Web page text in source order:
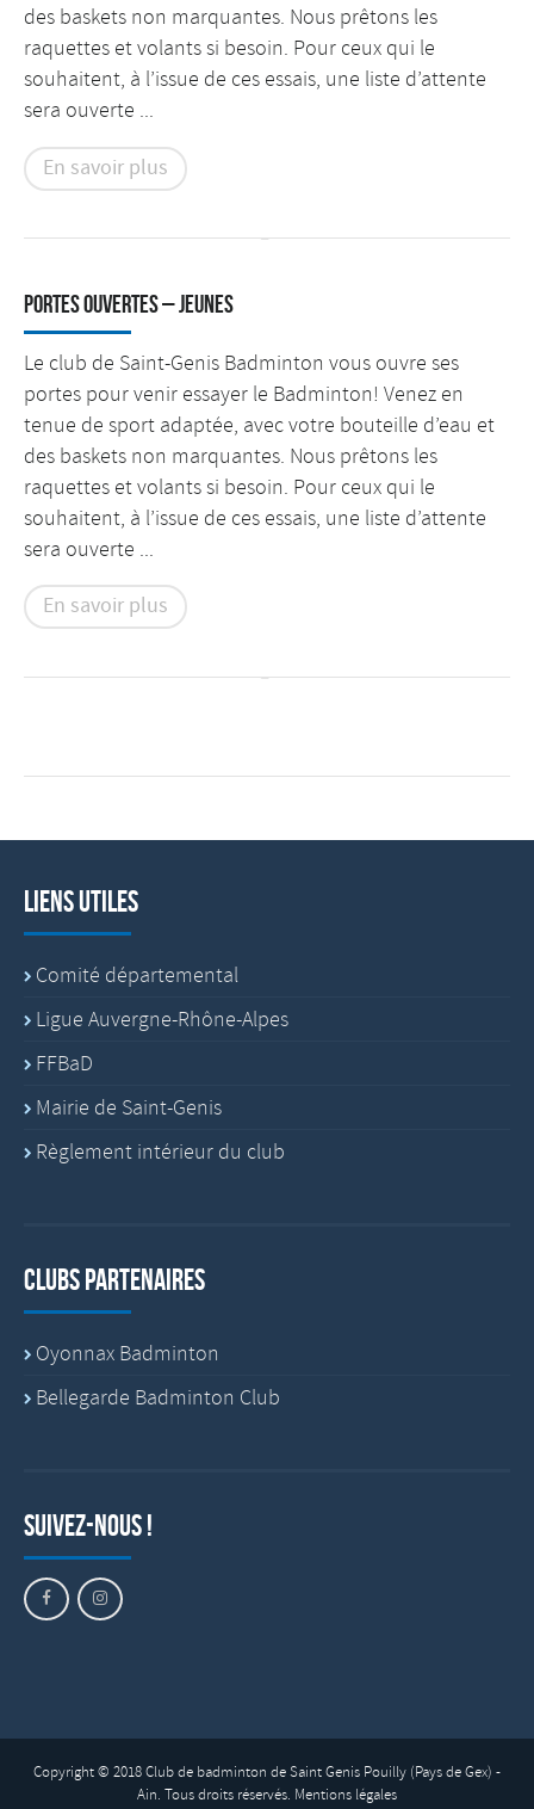
des baskets non marquantes. Nous prêtons les
raquettes et volants si besoin. Pour ceux qui le
souhaitent, à l’issue de ces essais, une liste d’attente
sera ouverte ...
En savoir plus
Portes Ouvertes – Jeunes
Le club de Saint-Genis Badminton vous ouvre ses
portes pour venir essayer le Badminton! Venez en
tenue de sport adaptée, avec votre bouteille d’eau et
des baskets non marquantes. Nous prêtons les
raquettes et volants si besoin. Pour ceux qui le
souhaitent, à l’issue de ces essais, une liste d’attente
sera ouverte ...
En savoir plus
Liens utiles
Comité départemental
Ligue Auvergne-Rhône-Alpes
FFBaD
Mairie de Saint-Genis
Règlement intérieur du club
Clubs partenaires
Oyonnax Badminton
Bellegarde Badminton Club
Suivez-nous !
Copyright © 2018 Club de badminton de Saint Genis Pouilly (Pays de Gex) -
Ain. Tous droits réservés. Mentions légales